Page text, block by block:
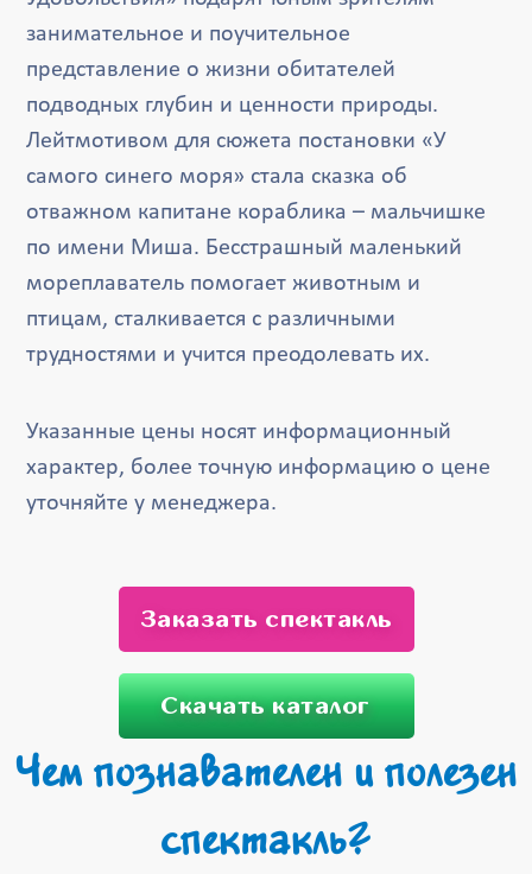
занимательное и поучительное
представление о жизни обитателей
подводных глубин и ценности природы.
Лейтмотивом для сюжета постановки «У
самого синего моря» стала сказка об
отважном капитане кораблика – мальчишке
по имени Миша. Бесстрашный маленький
мореплаватель помогает животным и
птицам, сталкивается с различными
трудностями и учится преодолевать их.
Указанные цены носят информационный
характер, более точную информацию о цене
уточняйте у менеджера.
Заказать спектакль
Скачать каталог
Чем познавателен и полезен
спектакль?